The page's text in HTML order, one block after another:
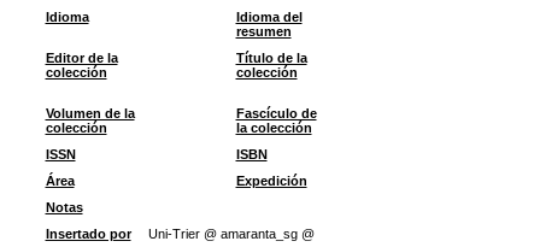
Idioma
Idioma del
resumen
Editor de la
colección
Título de la
colección
Volumen de la
colección
Fascículo de
la colección
ISSN
ISBN
Área
Expedición
Notas
Insertado por
Uni-Trier @ amaranta_sg @